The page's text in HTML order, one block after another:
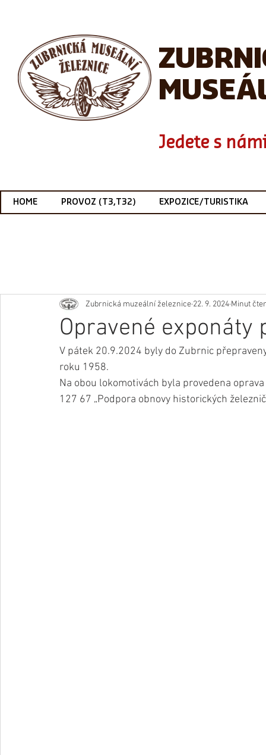
Jedete s
HOME PROVOZ (T3,T32) EXPOZICE/TURISTIKA
Opravené
Zubrnická muzeální železnice 22. 9. 2024 Minut
V pátek 20.9.2024 byly do Zubrnic
roku 1958.
Na obou lokomotivách byla provedena
127 67 „Podpora obnovy historických